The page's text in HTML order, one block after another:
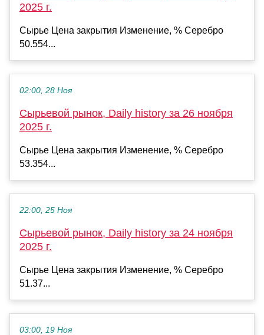
2025 г.
Сырье Цена закрытия Изменение, % Серебро
50.554...
02:00, 28 Ноя
Сырьевой рынок, Daily history за 26 ноября
2025 г.
Сырье Цена закрытия Изменение, % Серебро
53.354...
22:00, 25 Ноя
Сырьевой рынок, Daily history за 24 ноября
2025 г.
Сырье Цена закрытия Изменение, % Серебро
51.37...
03:00, 19 Ноя